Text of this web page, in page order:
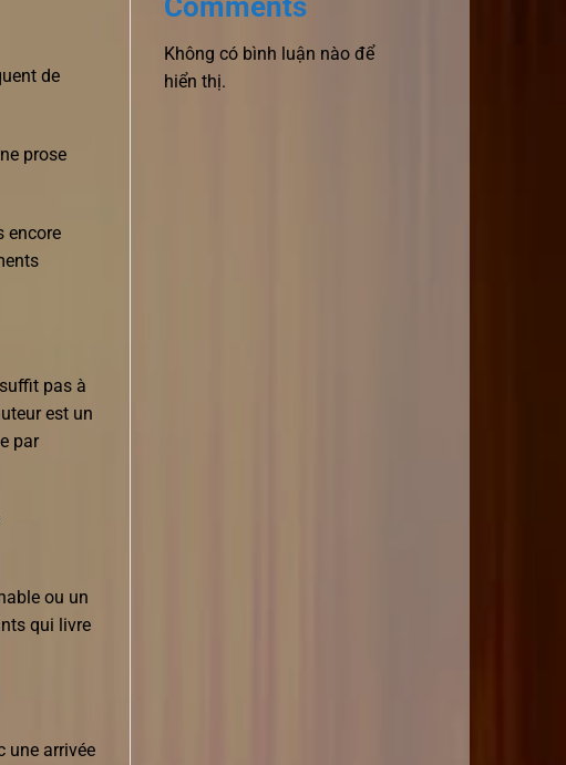
de
prose
encore
pas à
est un
par
ou un
qui livre
une arrivée
Comments
Không có bình luận nào để
hiển thị.